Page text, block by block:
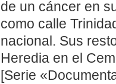
de un cáncer en
como calle
nacional. Sus
Heredia en el
[Serie